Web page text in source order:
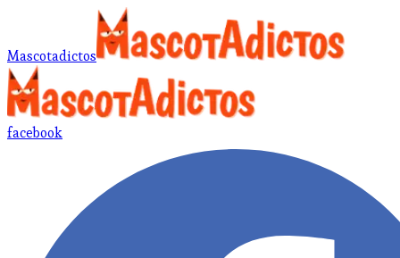
Mascotadictos
facebook